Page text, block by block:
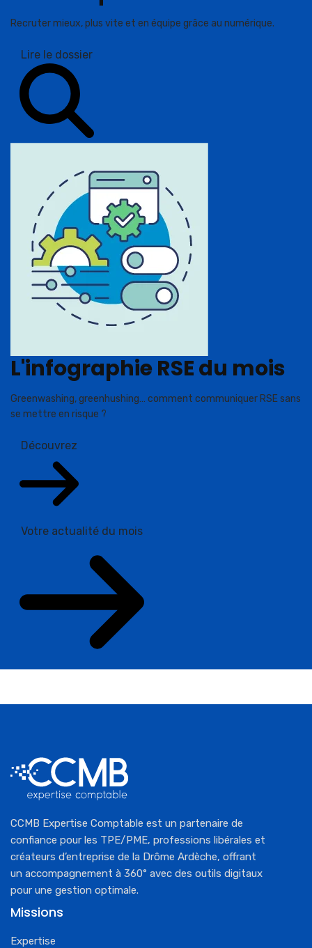
Recruter mieux, plus vite et en équipe grâce au numérique.
Lire le dossier
L'infographie RSE du mois
Greenwashing, greenhushing… comment communiquer RSE sans
se mettre en risque ?
Découvrez
Votre actualité du mois
CCMB Expertise Comptable est un partenaire de
confiance pour les TPE/PME, professions libérales et
créateurs d’entreprise de la Drôme Ardèche, offrant
un accompagnement à 360° avec des outils digitaux
pour une gestion optimale.
Missions
Expertise